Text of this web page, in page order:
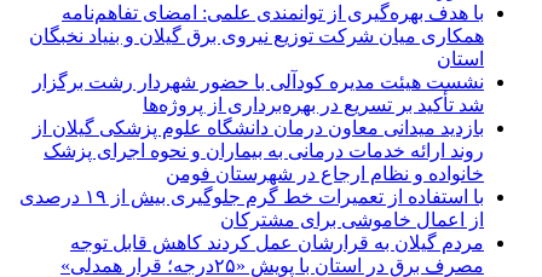
با هدف بهره‌گیری از توانمندی علمی: امضای تفاهم‌نامه
همكاری میان شركت توزیع نیروی برق گیلان و بنیاد نخبگان
استان
نشست هیئت مدیره کودآلی با حضور شهردار رشت برگزار
شد تأکید بر تسریع در بهره‌برداری از پروژه‌ها
بازدید میدانی معاون درمان دانشگاه علوم پزشکی گیلان از
روند ارائه خدمات درمانی به بیماران و نحوه اجرای پزشک
خانواده و نظام ارجاع در شهرستان فومن
با استفاده از تعمیرات خط گرم جلوگیری بیش از ۱۹ درصدی
از اعمال خاموشی برای مشتركان
مردم گیلان به قرارشان عمل کردند كاهش قابل توجه
مصرف برق در استان با پویش «۲۵درجه؛ قرار همدلی»